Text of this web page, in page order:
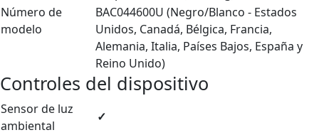
Número de
modelo
BAC044600U (Negro/Blanco - Estados
Unidos, Canadá, Bélgica, Francia,
Alemania, Italia, Países Bajos, España y
Reino Unido)
Controles del dispositivo
Sensor de luz
ambiental
✓